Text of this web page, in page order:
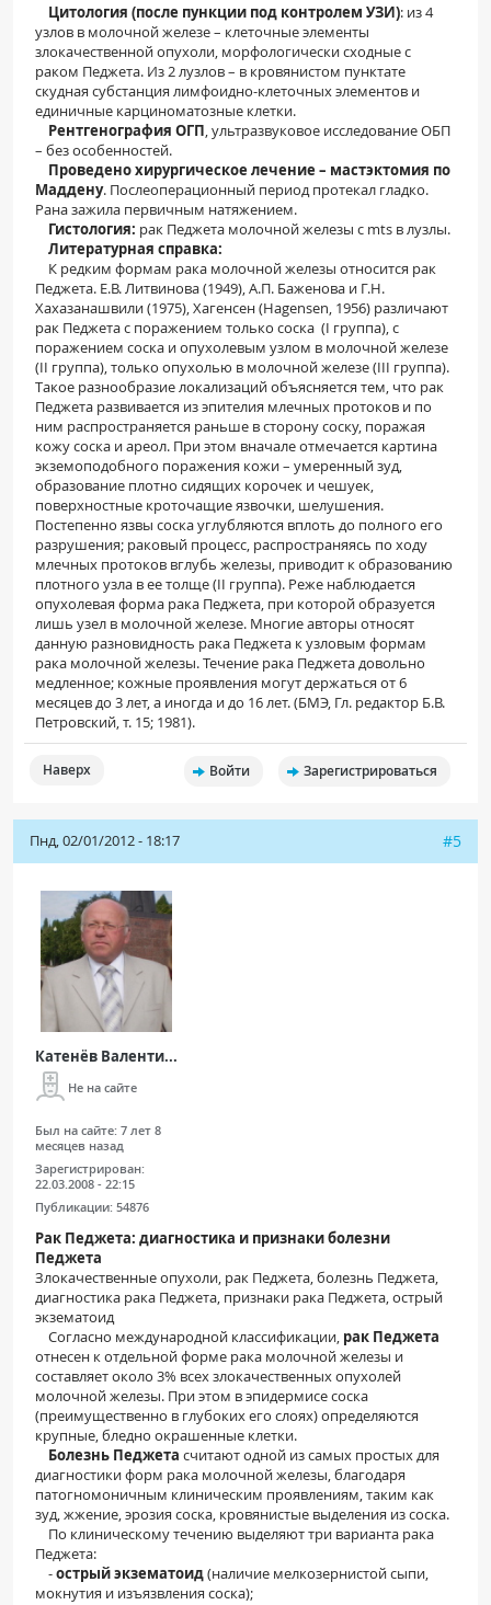
Цитология (после пункции под контролем УЗИ): из 4
узлов в молочной железе – клеточные элементы
злокачественной опухоли, морфологически сходные с
раком Педжета. Из 2 лузлов – в кровянистом пунктате
скудная субстанция лимфоидно-клеточных элементов и
единичные карциноматозные клетки.
Рентгенография ОГП, ультразвуковое исследование ОБП
– без особенностей.
Проведено хирургическое лечение – мастэктомия по
Маддену. Послеоперационный период протекал гладко.
Рана зажила первичным натяжением.
Гистология: рак Педжета молочной железы с mts в лузлы.
Литературная справка:
К редким формам рака молочной железы относится рак
Педжета. Е.В. Литвинова (1949), А.П. Баженова и Г.Н.
Хахазанашвили (1975), Хагенсен (Hagensen, 1956) различают
рак Педжета с поражением только соска (І группа), с
поражением соска и опухолевым узлом в молочной железе
(ІІ группа), только опухолью в молочной железе (ІІІ группа).
Такое разнообразие локализаций объясняется тем, что рак
Педжета развивается из эпителия млечных протоков и по
ним распространяется раньше в сторону соску, поражая
кожу соска и ареол. При этом вначале отмечается картина
экземоподобного поражения кожи – умеренный зуд,
образование плотно сидящих корочек и чешуек,
поверхностные кроточащие язвочки, шелушения.
Постепенно язвы соска углубляются вплоть до полного его
разрушения; раковый процесс, распространяясь по ходу
млечных протоков вглубь железы, приводит к образованию
плотного узла в ее толще (II группа). Реже наблюдается
опухолевая форма рака Педжета, при которой образуется
лишь узел в молочной железе. Многие авторы относят
данную разновидность рака Педжета к узловым формам
рака молочной железы. Течение рака Педжета довольно
медленное; кожные проявления могут держаться от 6
месяцев до 3 лет, а иногда и до 16 лет. (БМЭ, Гл. редактор Б.В.
Петровский, т. 15; 1981).
Наверх Войти Зарегистрироваться
Пнд, 02/01/2012 - 18:17 #5
Катенёв Валенти...
Не на сайте
Был на сайте: 7 лет 8
месяцев назад
Зарегистрирован:
22.03.2008 - 22:15
Публикации: 54876
Рак Педжета: диагностика и признаки болезни
Педжета
Злокачественные опухоли, рак Педжета, болезнь Педжета,
диагностика рака Педжета, признаки рака Педжета, острый
экзематоид
Согласно международной классификации, рак Педжета
отнесен к отдельной форме рака молочной железы и
составляет около 3% всех злокачественных опухолей
молочной железы. При этом в эпидермисе соска
(преимущественно в глубоких его слоях) определяются
крупные, бледно окрашенные клетки.
Болезнь Педжета считают одной из самых простых для
диагностики форм рака молочной железы, благодаря
патогномоничным клиническим проявлениям, таким как
зуд, жжение, эрозия соска, кровянистые выделения из соска.
По клиническому течению выделяют три варианта рака
Педжета:
-острый экзематоид(наличие мелкозернистой сыпи,
мокнутия и изъязвления соска);